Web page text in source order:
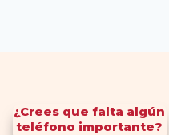
¿Crees que falta algún
teléfono importante?